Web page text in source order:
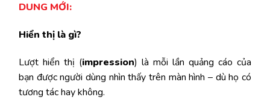
DUNG MỚI:
Hiển thị là gì?
Lượt hiển thị (impression) là mỗi lần quảng cáo của
bạn được người dùng nhìn thấy trên màn hình – dù họ có
tương tác hay không.